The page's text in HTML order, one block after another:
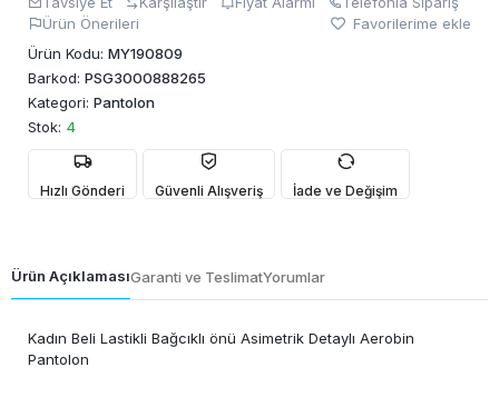
Ürün Önerileri
Favorilerime ekle
Ürün Kodu: MY190809
Barkod: PSG3000888265
Kategori: Pantolon
Stok: 4
Hızlı Gönderi Güvenli Alışveriş İade ve Değişim
Ürün AçıklamasıGaranti ve TeslimatYorumlar
Kadın Beli Lastikli Bağcıklı önü Asimetrik Detaylı Aerobin
Pantolon